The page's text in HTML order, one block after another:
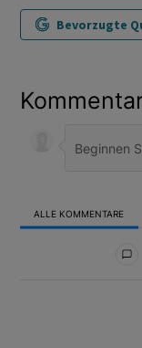
Bevorzugte
ALLE KOMMENTARE